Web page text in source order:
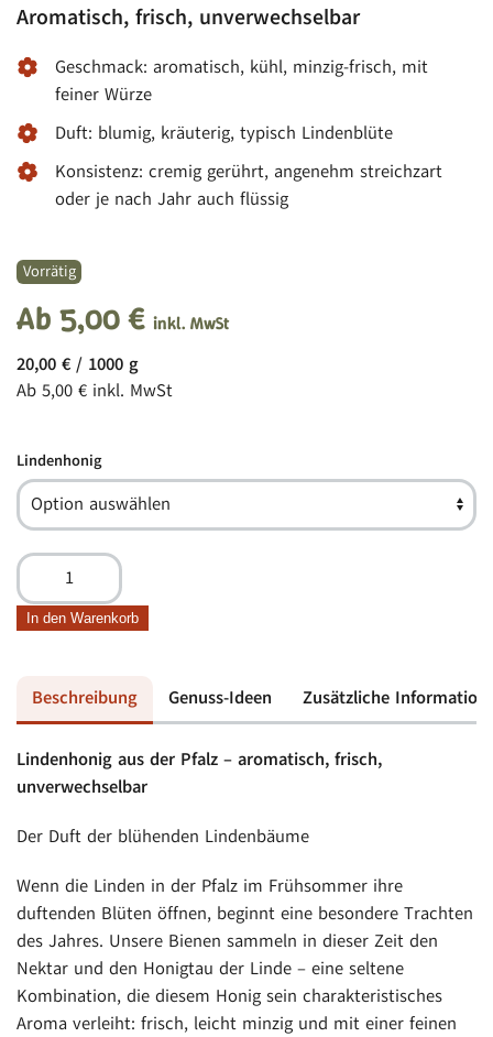
Aromatisch, frisch, unverwechselbar
Geschmack: aromatisch, kühl, minzig-frisch, mit
feiner Würze
Duft: blumig, kräuterig, typisch Lindenblüte
Konsistenz: cremig gerührt, angenehm streichzart
oder je nach Jahr auch flüssig
Vorrätig
Ab 5,00€ inkl. MwSt
20,00 € / 1000 g
Ab 5,00 € inkl. MwSt
Lindenhonig
Lindenhonig
Menge
In den Warenkorb
Beschreibung Genuss-Ideen Zusätzliche
Lindenhonig aus der Pfalz – aromatisch, frisch,
unverwechselbar
Der Duft der blühenden Lindenbäume
Wenn die Linden in der Pfalz im Frühsommer ihre
duftenden Blüten öffnen, beginnt eine besondere Trachten
des Jahres. Unsere Bienen sammeln in dieser Zeit den
Nektar und den Honigtau der Linde – eine seltene
Kombination, die diesem Honig sein charakteristisches
Aroma verleiht: frisch, leicht minzig und mit einer feinen